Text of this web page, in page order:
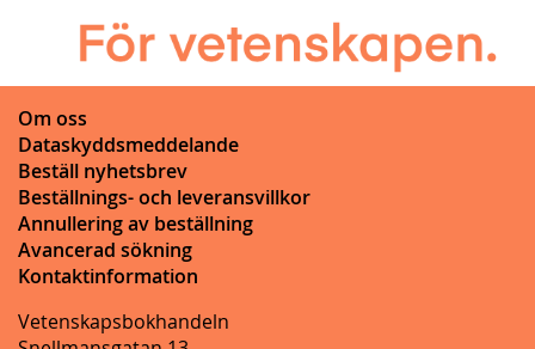
Om oss
Dataskyddsmeddelande
Beställ nyhetsbrev
Beställnings- och leveransvillkor
Annullering av beställning
Avancerad sökning
Kontaktinformation
Vetenskapsbokhandeln